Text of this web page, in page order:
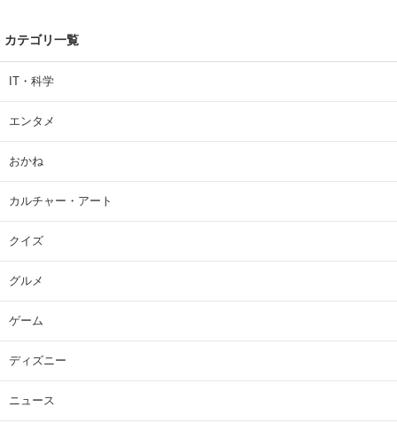
カテゴリ一覧
IT・科学
エンタメ
おかね
カルチャー・アート
クイズ
グルメ
ゲーム
ディズニー
ニュース